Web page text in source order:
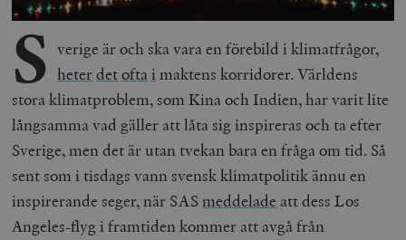
S verige är och ska vara en förebild i klimatfrågor,
heterdetofta imaktens korridorer. Världens
stora klimatproblem, som Kina och Indien, har varit lite
långsamma vad gäller att låta sig inspireras och ta efter
Sverige, men det är utan tvekan bara en fråga om tid. Så
sent som i tisdags vann svensk klimatpolitik ännu en
inspirerande seger, när SASmeddelade att dess Los
Angeles-flyg i framtiden kommer att avgå från